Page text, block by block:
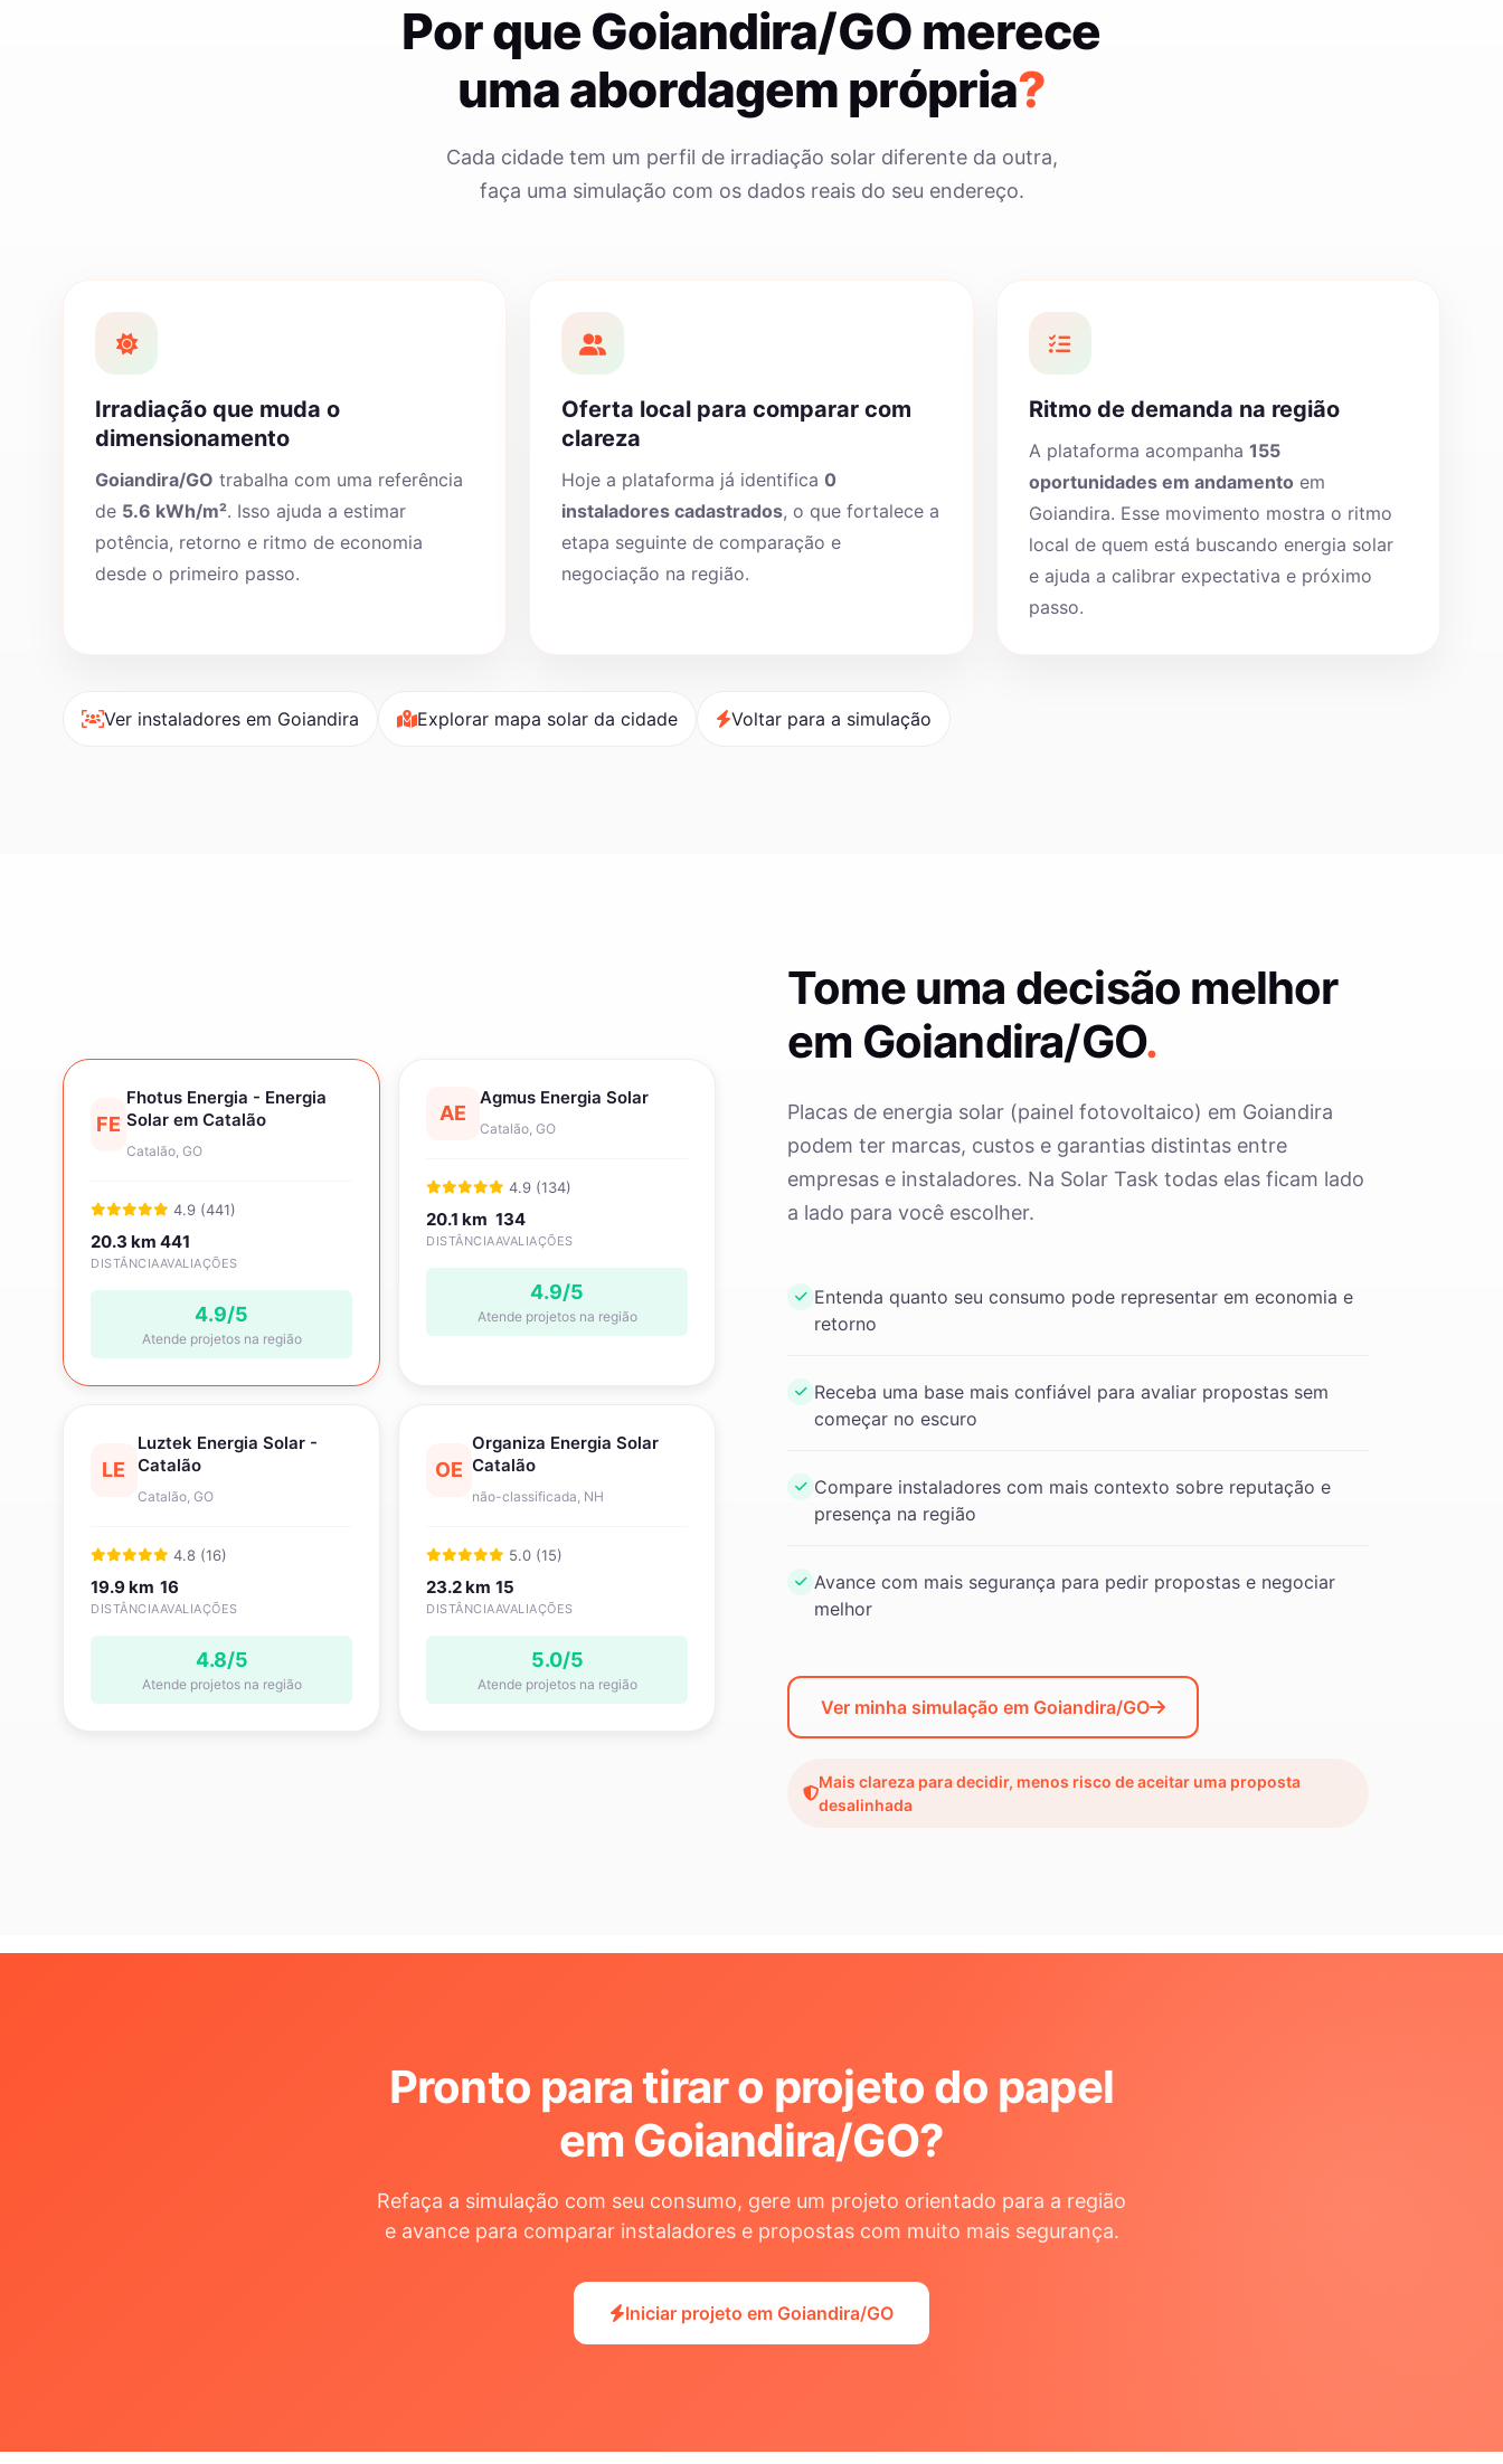
Por que Goiandira/GO merece
uma abordagem própria?
Cada cidade tem um perfil de irradiação solar diferente da outra,
faça uma simulação com os dados reais do seu endereço.
Irradiação que muda o
dimensionamento
Goiandira/GO trabalha com uma referência
de 5.6 kWh/m². Isso ajuda a estimar
potência, retorno e ritmo de economia
desde o primeiro passo.
Oferta local para comparar com
clareza
Hoje a plataforma já identifica0
instaladores cadastrados, o que fortalece a
etapa seguinte de comparação e
negociação na região.
Ritmo de demanda na região
A plataforma acompanha 155
oportunidades em andamento em
Goiandira. Esse movimento mostra o ritmo
local de quem está buscando energia solar
e ajuda a calibrar expectativa e próximo
passo.
Ver instaladores em Goiandira Explorar mapa solar da cidade Voltar para a simulação
FE
Fhotus Energia - Energia
Solar em Catalão
Catalão, GO
4.9 (441)
20.3 km
DISTÂNCIA
441
AVALIAÇÕES
4.9/5
Atende projetos na região
AE
Agmus Energia Solar
Catalão, GO
4.9 (134)
20.1 km
DISTÂNCIA
134
AVALIAÇÕES
4.9/5
Atende projetos na região
LE
Luztek Energia Solar -
Catalão
Catalão, GO
4.8 (16)
19.9 km
DISTÂNCIA
16
AVALIAÇÕES
4.8/5
Atende projetos na região
OE
Organiza Energia Solar
Catalão
não-classificada, NH
5.0 (15)
23.2 km
DISTÂNCIA
15
AVALIAÇÕES
5.0/5
Atende projetos na região
Tome uma decisão melhor
em Goiandira/GO.
Placas de energia solar (painel fotovoltaico) em Goiandira
podem ter marcas, custos e garantias distintas entre
empresas e instaladores. Na Solar Task todas elas ficam lado
a lado para você escolher.
Entenda quanto seu consumo pode representar em economia e
retorno
Receba uma base mais confiável para avaliar propostas sem
começar no escuro
Compare instaladores com mais contexto sobre reputação e
presença na região
Avance com mais segurança para pedir propostas e negociar
melhor
Ver minha simulação em Goiandira/GO
Mais clareza para decidir, menos risco de aceitar uma proposta
desalinhada
Pronto para tirar o projeto do papel
em Goiandira/GO?
Refaça a simulação com seu consumo, gere um projeto orientado para a região
e avance para comparar instaladores e propostas com muito mais segurança.
Iniciar projeto em Goiandira/GO